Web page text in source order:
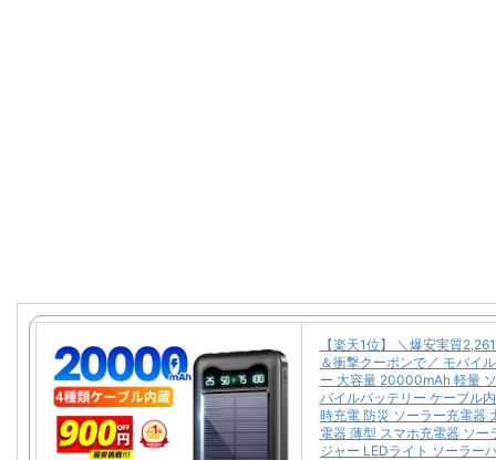
【楽天1位】 ＼爆安実質
＆衝撃クーポンで／ モバイ
ー 大容量 20000mAh 軽量
バイルバッテリー ケーブル
時充電 防災 ソーラー充電器
電器 薄型 スマホ充電器 ソー
ジャー LEDライト ソーラー